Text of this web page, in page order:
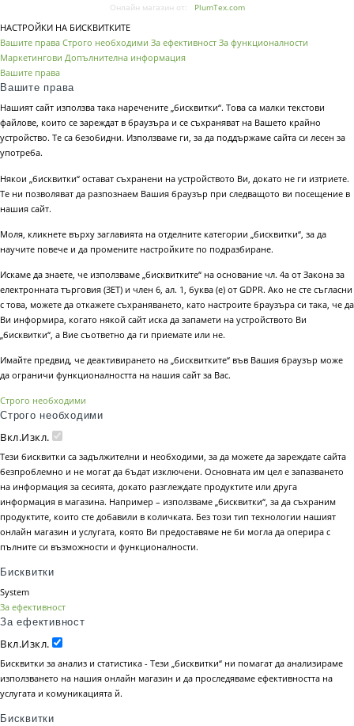
Онлайн магазин от:
PlumTex.com
НАСТРОЙКИ НА БИСКВИТКИТЕ
Вашите права Строго необходими За ефективност За функционалности
Маркетингови Допълнителна информация
Вашите права
Вашите права
Нашият сайт използва така наречените „бисквитки“. Това са малки текстови
файлове, които се зареждат в браузъра и се съхраняват на Вашето крайно
устройство. Те са безобидни. Използваме ги, за да поддържаме сайта си лесен за
употреба.
Някои „бисквитки“ остават съхранени на устройството Ви, докато не ги изтриете.
Те ни позволяват да разпознаем Вашия браузър при следващото ви посещение в
нашия сайт.
Моля, кликнете върху заглавията на отделните категории „бисквитки“, за да
научите повече и да промените настройките по подразбиране.
Искаме да знаете, че използваме „бисквитките“ на основание чл. 4а от Закона за
електронната търговия (ЗЕТ) и член 6, ал. 1, буква (е) от GDPR. Ако не сте съгласни
с това, можете да откажете съхраняването, като настроите браузъра си така, че да
Ви информира, когато някой сайт иска да запамети на устройството Ви
„бисквитки“, а Вие съответно да ги приемате или не.
Имайте предвид, че деактивирането на „бисквитките“ във Вашия браузър може
да ограничи функционалността на нашия сайт за Вас.
Строго необходими
Строго необходими
Вкл.Изкл.
Тези бисквитки са задължителни и необходими, за да можете да зареждате сайта
безпроблемно и не могат да бъдат изключени. Основната им цел е запазването
на информация за сесията, докато разглеждате продуктите или друга
информация в магазина. Например – използваме „бисквитки“, за да съхраним
продуктите, които сте добавили в количката. Без този тип технологии нашият
онлайн магазин и услугата, която Ви предоставяме не би могла да оперира с
пълните си възможности и функционалности.
Бисквитки
System
За ефективност
За ефективност
Вкл.Изкл.
Бисквитки за анализ и статистика - Тези „бисквитки“ ни помагат да анализираме
използването на нашия онлайн магазин и да проследяваме ефективността на
услугата и комуникацията й.
Бисквитки